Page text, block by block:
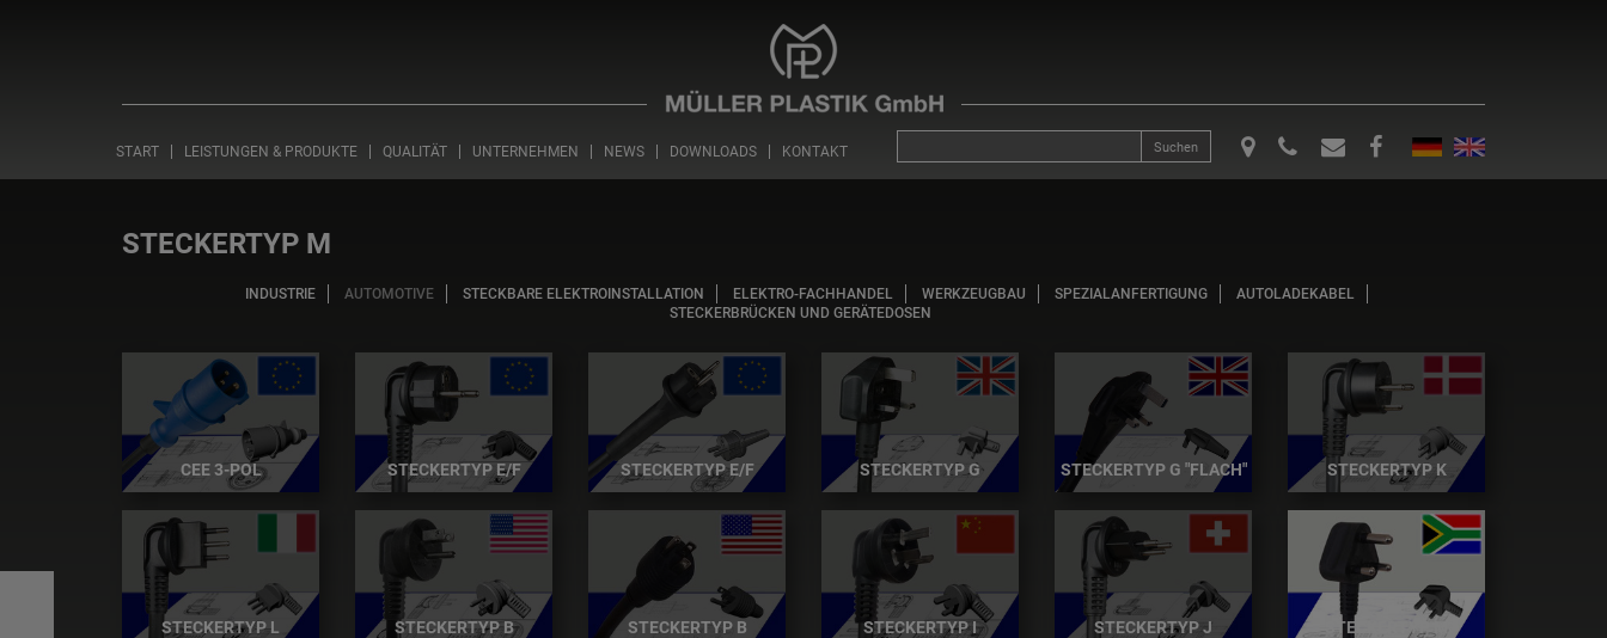
START LEISTUNGEN & PRODUKTE QUALITÄT UNTERNEHMEN NEWS DOWNLOADS KONTAKT Suchen
STECKERTYP M
INDUSTRIE AUTOMOTIVE STECKBARE ELEKTROINSTALLATION ELEKTRO-FACHHANDEL WERKZEUGBAU SPEZIALANFERTIGUNG
AUTOLADEKABEL
STECKERBRÜCKEN UND GERÄTEDOSEN
CEE 3-POL STECKERTYP E/F STECKERTYP E/F STECKERTYP G STECKERTYP G "FLACH" STECKERTYP K
STECKERTYP L STECKERTYP B STECKERTYP B STECKERTYP I STECKERTYP J STECKERTYP M